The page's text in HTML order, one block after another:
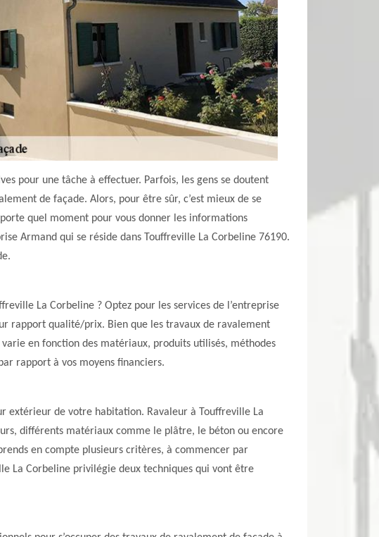
pour une tâche à effectuer. Parfois, les gens se doutent
de façade. Alors, pour être sûr, c’est mieux de se
quel moment pour vous donner les informations
Armand qui se réside dans Touffreville La Corbeline 76190.
La Corbeline ? Optez pour les services de l’entreprise
rapport qualité/prix. Bien que les travaux de ravalement
en fonction des matériaux, produits utilisés, méthodes
rapport à vos moyens financiers.
extérieur de votre habitation. Ravaleur à Touffreville La
différents matériaux comme le plâtre, le béton ou encore
en compte plusieurs critères, à commencer par
La Corbeline privilégie deux techniques qui vont être